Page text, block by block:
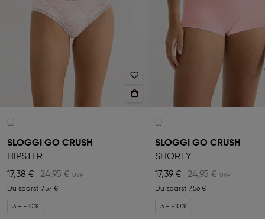
SLOGGI GO CRUSH
HIPSTER
17,38 €
24,95 €
Du sparst 7,57 €
3 = -10%
SLOGGI GO CRUSH
SHORTY
17,39 €
24,95 €
Du sparst 7,56 €
3 = -10%